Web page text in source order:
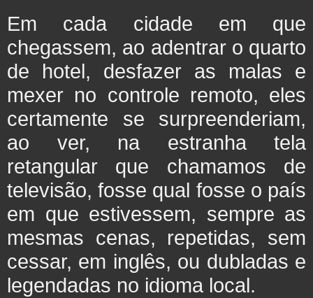
Em cada cidade em que
chegassem, ao adentrar o quarto
de hotel, desfazer as malas e
mexer no controle remoto, eles
certamente se surpreenderiam,
ao ver, na estranha tela
retangular que chamamos de
televisão, fosse qual fosse o país
em que estivessem, sempre as
mesmas cenas, repetidas, sem
cessar, em inglês, ou dubladas e
legendadas no idioma local.